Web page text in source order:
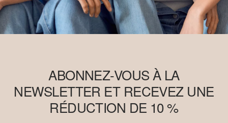
ABONNEZ-VOUS À LA
NEWSLETTER ET RECEVEZ UNE
RÉDUCTION DE 10 %